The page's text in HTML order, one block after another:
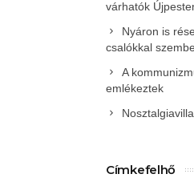
várhatók
Nyáron is
csalókkal
A
emlékeztek
Címkefelhő